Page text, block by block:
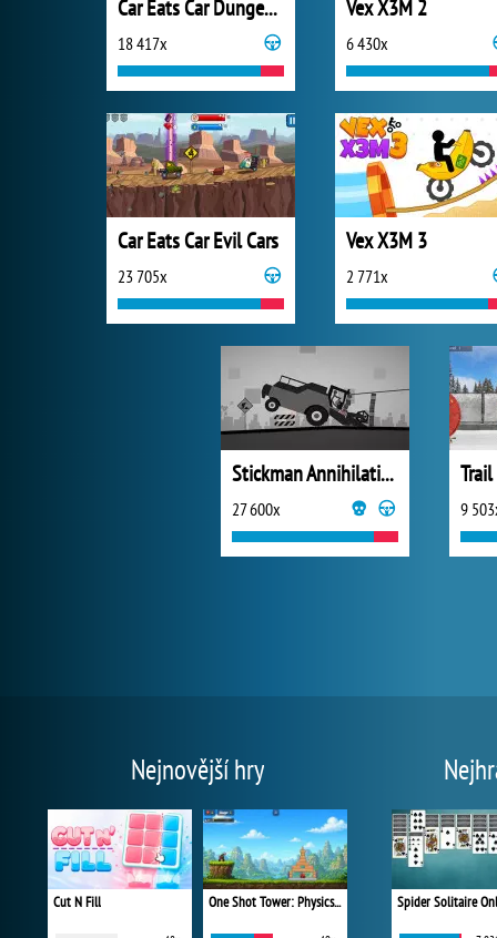
Car Eats Car Dungeon Adventure
18 417x
Vex X3M 2
6 430x
Car Eats Car Evil Cars
23 705x
Vex X3M 3
2 771x
Stickman Annihilation 2
27 600x 9
Nejnovější hry
Cut N Fill One Shot Tower: Physics Destroyer Spider Solitaire